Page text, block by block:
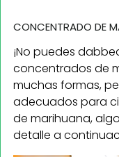
CONCENTRADO DE
¡No puedes
concentrados de
muchas formas,
adecuados para
de marihuana,
detalle a